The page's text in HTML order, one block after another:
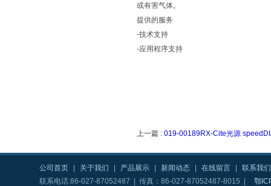
或有害气体。
提供的服务
-技术支持
-应用程序支持
上一篇 : 019-00189RX-Cite光源
公司首页 关于我们 产品展示 新闻动态 在线留言
联系我们
联系电话:86-027-87052487 | 传真：86-027-87052487-8015 |
鄂